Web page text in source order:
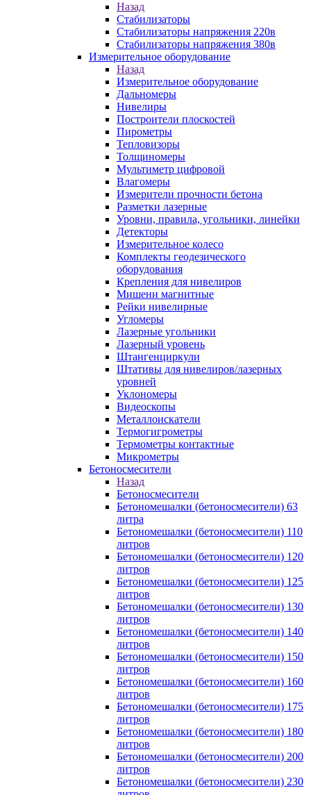
Назад
Стабилизаторы
Стабилизаторы напряжения 220в
Стабилизаторы напряжения 380в
Измерительное оборудование
Назад
Измерительное оборудование
Дальномеры
Нивелиры
Построители плоскостей
Пирометры
Тепловизоры
Толщиномеры
Мультиметр цифровой
Влагомеры
Измерители прочности бетона
Разметки лазерные
Уровни, правила, угольники, линейки
Детекторы
Измерительное колесо
Комплекты геодезического
оборудования
Крепления для нивелиров
Мишени магнитные
Рейки нивелирные
Угломеры
Лазерные угольники
Лазерный уровень
Штангенциркули
Штативы для нивелиров/лазерных
уровней
Уклономеры
Видеоскопы
Металлоискатели
Термогигрометры
Термометры контактные
Микрометры
Бетоносмесители
Назад
Бетоносмесители
Бетономешалки (бетоносмесители) 63
литра
Бетономешалки (бетоносмесители) 110
литров
Бетономешалки (бетоносмесители) 120
литров
Бетономешалки (бетоносмесители) 125
литров
Бетономешалки (бетоносмесители) 130
литров
Бетономешалки (бетоносмесители) 140
литров
Бетономешалки (бетоносмесители) 150
литров
Бетономешалки (бетоносмесители) 160
литров
Бетономешалки (бетоносмесители) 175
литров
Бетономешалки (бетоносмесители) 180
литров
Бетономешалки (бетоносмесители) 200
литров
Бетономешалки (бетоносмесители) 230